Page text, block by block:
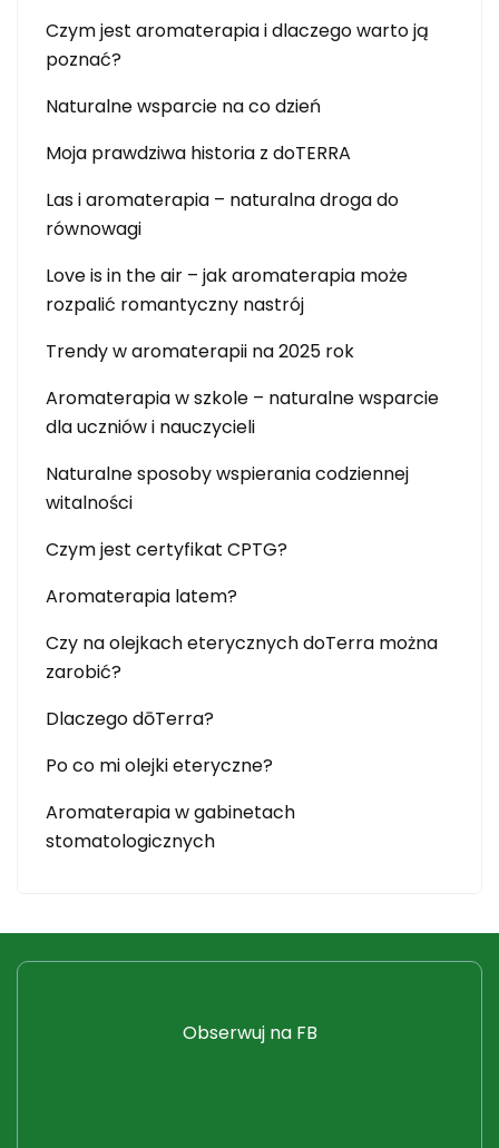
Czym jest aromaterapia i dlaczego warto ją
poznać?
Naturalne wsparcie na co dzień
Moja prawdziwa historia z doTERRA
Las i aromaterapia – naturalna droga do
równowagi
Love is in the air – jak aromaterapia może
rozpalić romantyczny nastrój
Trendy w aromaterapii na 2025 rok
Aromaterapia w szkole – naturalne wsparcie
dla uczniów i nauczycieli
Naturalne sposoby wspierania codziennej
witalności
Czym jest certyfikat CPTG?
Aromaterapia latem?
Czy na olejkach eterycznych doTerra można
zarobić?
Dlaczego dōTerra?
Po co mi olejki eteryczne?
Aromaterapia w gabinetach
stomatologicznych
Obserwuj na FB